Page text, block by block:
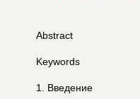
Abstract
Keywords
1 Введение